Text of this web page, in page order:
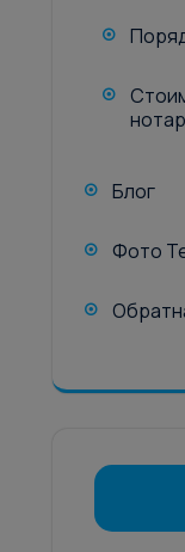
Блог
Фото